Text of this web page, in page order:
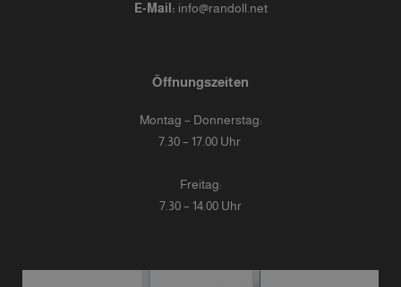
E-Mail: info@randoll.net
Öffnungszeiten
Montag – Donnerstag:
7.30 – 17.00 Uhr
Freitag:
7.30 – 14.00 Uhr